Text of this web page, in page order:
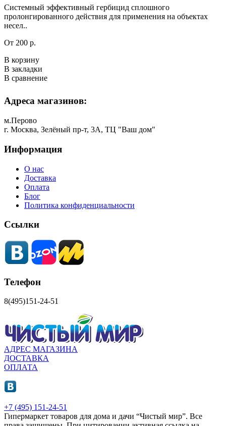
Системный эффективный гербицид сплошного
пролонгированного действия для применения на объектах
несел..
От 200 р.
В корзину
В закладки
В сравнение
Адреса магазинов:
м.Перово
г. Москва, Зелёный пр-т, 3А, ТЦ "Ваш дом"
Информация
О нас
Доставка
Оплата
Блог
Политика конфиденциальности
Ссылки
Телефон
8(495)151-24-51
АДРЕС МАГАЗИНА
ДОСТАВКА
ОПЛАТА
+7 (495) 151-24-51
Гипермаркет товаров для дома и дачи “Чистый мир”. Все